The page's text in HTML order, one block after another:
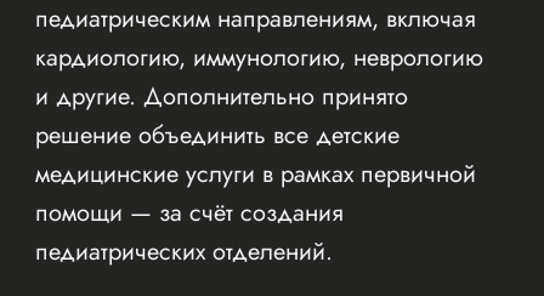
педиатрическим направлениям, включая
кардиологию, иммунологию, неврологию
и другие. Дополнительно принято
решение объединить все детские
медицинские услуги в рамках первичной
помощи — за счёт создания
педиатрических отделений.